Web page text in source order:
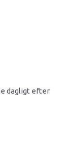
dagligt efter